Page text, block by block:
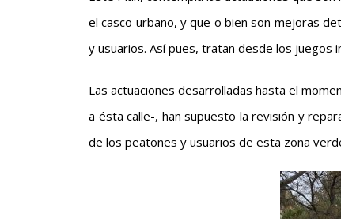
el casco urbano, y que o bien son mejoras
y usuarios. Así pues, tratan desde los juegos
Las actuaciones desarrolladas hasta el
a ésta calle-, han supuesto la revisión y
de los peatones y usuarios de esta zona